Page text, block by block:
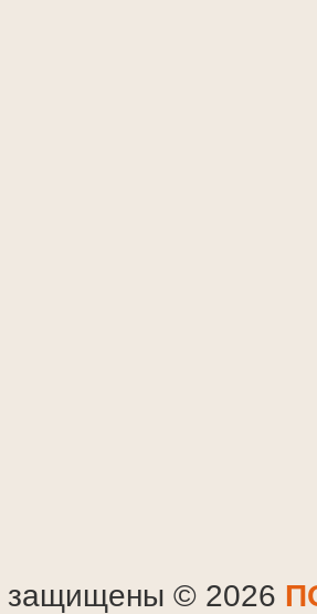
защищены © 2026